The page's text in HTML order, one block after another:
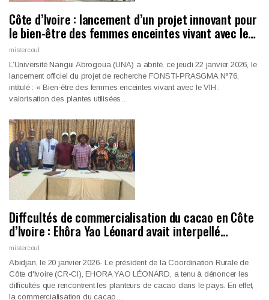
Côte d’Ivoire : lancement d’un projet innovant pour
le bien-être des femmes enceintes vivant avec le…
mistercoul
L’Université Nangui Abrogoua (UNA) a abrité, ce jeudi 22 janvier 2026, le
lancement officiel du projet de recherche FONSTI-PRASGMA N°76,
intitulé : « Bien-être des femmes enceintes vivant avec le VIH :
valorisation des plantes utilisées…
Diffcultés de commercialisation du cacao en Côte
d’Ivoire : Ehôra Yao Léonard avait interpellé…
mistercoul
Abidjan, le 20 janvier 2026- Le président de la Coordination Rurale de
Côte d'Ivoire (CR-CI), EHORA YAO LÉONARD, a tenu à dénoncer les
difficultés que rencontrent les planteurs de cacao dans le pays. En effet,
la commercialisation du cacao…